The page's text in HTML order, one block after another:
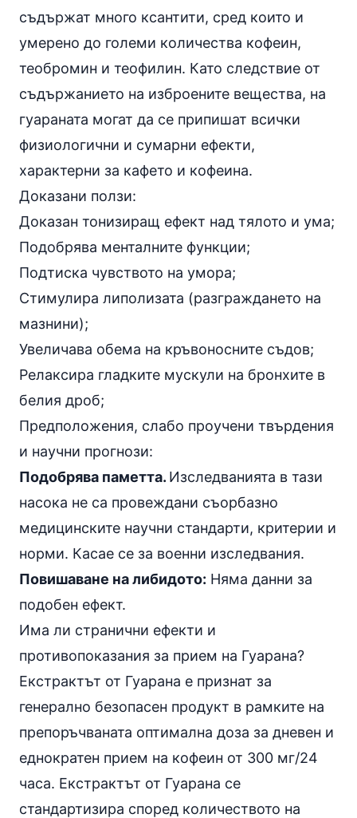
съдържат много ксантити, сред които и
умерено до големи количества кофеин,
теобромин и теофилин. Като следствие от
съдържанието на изброените вещества, на
гуараната могат да се припишат всички
физиологични и сумарни ефекти,
характерни за кафето и кофеина.
Доказани ползи:
Доказан тонизиращ ефект над тялото и ума;
Подобрява менталните функции;
Подтиска чувството на умора;
Стимулира липолизата (разграждането на
мазнини);
Увеличава обема на кръвоносните съдов;
Релаксира гладките мускули на бронхите в
белия дроб;
Предположения, слабо проучени твърдения
и научни прогнози:
Подобрява паметта. Изследванията в тази
насока не са провеждани съорбазно
медицинските научни стандарти, критерии и
норми. Касае се за военни изследвания.
Повишаване на либидото: Няма данни за
подобен ефект.
Има ли странични ефекти и
противопоказания за прием на Гуарана?
Екстрактът от Гуарана е признат за
генерално безопасен продукт в рамките на
препоръчваната оптимална доза за дневен и
еднократен прием на кофеин от 300 мг/24
часа. Екстрактът от Гуарана се
стандартизира според количеството на